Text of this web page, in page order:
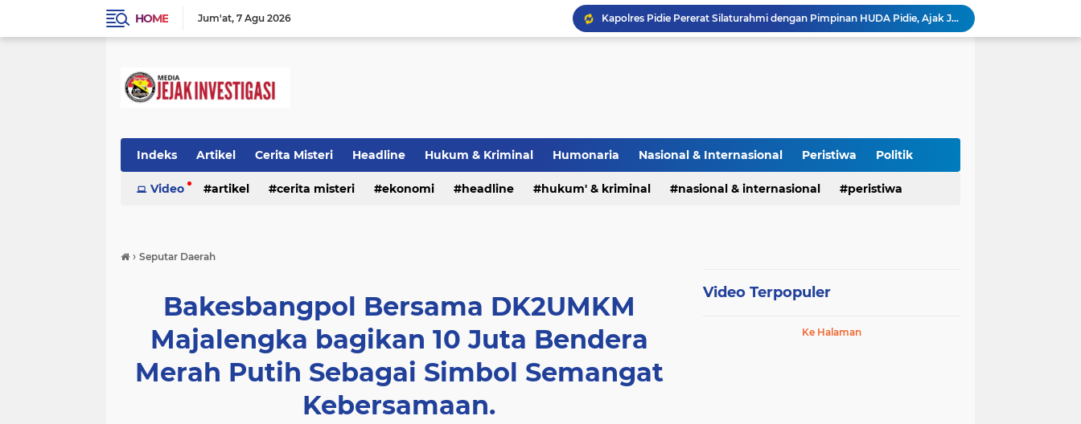
HOME Jum'at 7 Agu 2026
Polisi Tangkap 2 Pria Pengunggah Konten Provokasi dan Unggahan Palsu Soal Pemerintah di Threads.
Polres Majalengka Gelar Konferensi Pers Ungkap Kasus Peredaran Sabu 18,13 Gram
Puluhan Tahun Tanpa Izin SIPA, RS Jantung Hasna Medika Cirebon Diduga Ambil Air Tanah Secara Ilegal; Advokat Kirim Surat Somasi
Indeks Artikel Cerita Misteri Headline Hukum & Kriminal Humonaria Nasional & Internasional Peristiwa Politik
Prestasi Ragam Info Seputar Daerah TNI & POLRI UU Pers
Video artikel cerita misteri ekonomi headline hukum' & kriminal nasional & internasional peristiwa
› Seputar Daerah
Bakesbangpol Bersama DK2UMKM
Majalengka bagikan 10 Juta Bendera
Merah Putih Sebagai Simbol Semangat
Kebersamaan.
Video Terpopuler
Ke Halaman